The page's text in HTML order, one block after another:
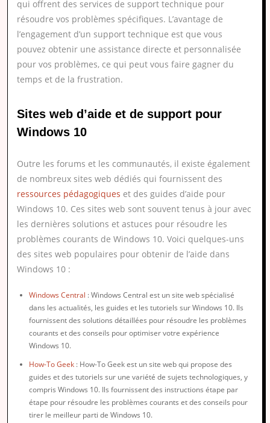
qui offrent des services de support technique pour
résoudre vos problèmes spécifiques. L’avantage de
l’engagement d’un support technique est que vous
pouvez obtenir une assistance directe et personnalisée
pour vos problèmes, ce qui peut vous faire gagner du
temps et de la frustration.
Sites web d’aide et de support pour
Windows 10
Outre les forums et les communautés, il existe également
de nombreux sites web dédiés qui fournissent des
ressources pédagogiques et des guides d’aide pour
Windows 10. Ces sites web sont souvent tenus à jour avec
les dernières solutions et astuces pour résoudre les
problèmes courants de Windows 10. Voici quelques-uns
des sites web populaires pour obtenir de l’aide dans
Windows 10 :
Windows Central : Windows Central est un site web spécialisé
dans les actualités, les guides et les tutoriels sur Windows 10. Ils
fournissent des solutions détaillées pour résoudre les problèmes
courants et des conseils pour optimiser votre expérience
Windows 10.
How-To Geek : How-To Geek est un site web qui propose des
guides et des tutoriels sur une variété de sujets technologiques, y
compris Windows 10. Ils fournissent des instructions étape par
étape pour résoudre les problèmes courants et des conseils pour
tirer le meilleur parti de Windows 10.